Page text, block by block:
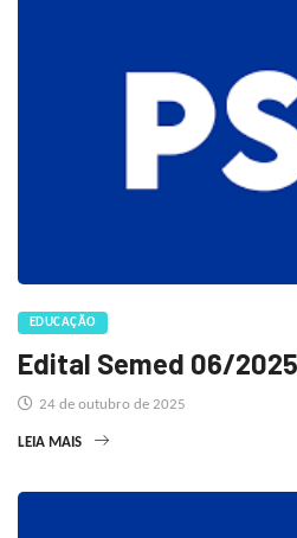
EDUCAÇÃO
Edital Semed 06/2025
24 de outubro de 2025
LEIA MAIS